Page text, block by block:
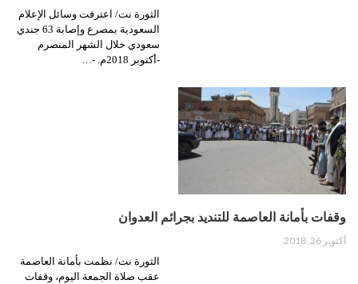
الثورة نت/ اعترفت وسائل الإعلام
السعودية بمصرع وإصابة 63 جندي
سعودي خلال الشهر المنصرم
-أكتوبر 2018م. -…
وقفات بأمانة العاصمة للتنديد بجرائم العدوان
أكتوبر 26, 2018
الثورة نت/ نظمت بأمانة العاصمة
عقب صلاة الجمعة اليوم، وقفات